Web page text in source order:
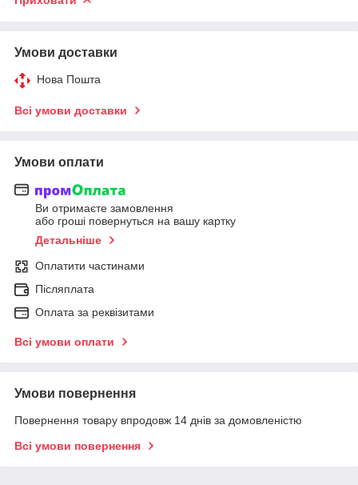
Умови доставки
Нова Пошта
Всі умови доставки
Умови оплати
Ви отримаєте замовлення
або гроші повернуться на вашу картку
Детальніше
Оплатити частинами
Післяплата
Оплата за реквізитами
Всі умови оплати
Умови повернення
Повернення товару впродовж 14 днів за домовленістю
Всі умови повернення